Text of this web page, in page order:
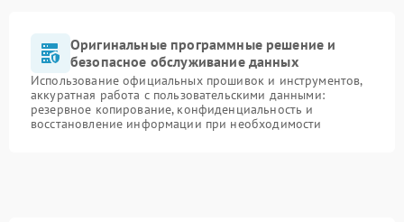
Оригинальные программные решение и
безопасное обслуживание данных
Использование официальных прошивок и инструментов,
аккуратная работа с пользовательскими данными:
резервное копирование, конфиденциальность и
восстановление информации при необходимости